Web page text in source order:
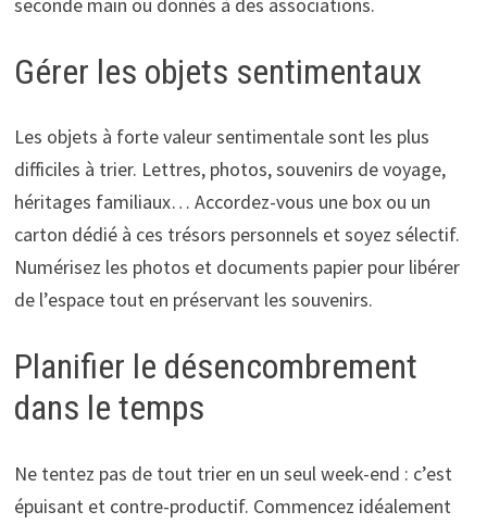
Gérer les objets sentimentaux
Les objets à forte valeur sentimentale sont les plus
difficiles à trier. Lettres, photos, souvenirs de voyage,
héritages familiaux… Accordez-vous une box ou un
carton dédié à ces trésors personnels et soyez sélectif.
Numérisez les photos et documents papier pour libérer
de l’espace tout en préservant les souvenirs.
Planifier le désencombrement
dans le temps
Ne tentez pas de tout trier en un seul week-end : c’est
épuisant et contre-productif. Commencez idéalement